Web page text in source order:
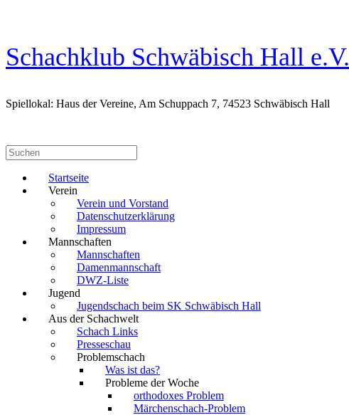
Schachklub Schwäbisch Hall e.V.
Spiellokal: Haus der Vereine, Am Schuppach 7, 74523 Schwäbisch Hall
Suchen
nach:
Startseite
Verein
Verein und Vorstand
Datenschutzerklärung
Impressum
Mannschaften
Mannschaften
Damenmannschaft
DWZ-Liste
Jugend
Jugendschach beim SK Schwäbisch Hall
Aus der Schachwelt
Schach Links
Presseschau
Problemschach
Was ist das?
Probleme der Woche
orthodoxes Problem
Märchenschach-Problem